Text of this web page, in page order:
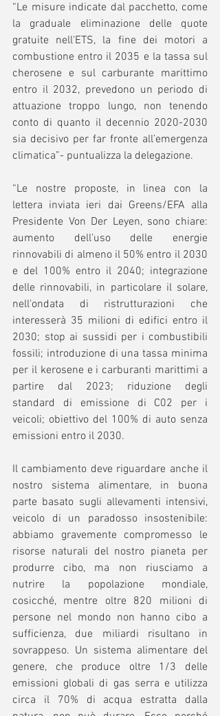
“Le misure indicate dal pacchetto, come
la graduale eliminazione delle quote
gratuite nell'ETS, la fine dei motori a
combustione entro il 2035 e la tassa sul
cherosene e sul carburante marittimo
entro il 2032, prevedono un periodo di
attuazione troppo lungo, non tenendo
conto di quanto il decennio 2020-2030
sia decisivo per far fronte all’emergenza
climatica”- puntualizza la delegazione.
“Le nostre proposte, in linea con la
lettera inviata ieri dai Greens/EFA alla
Presidente Von Der Leyen, sono chiare:
aumento dell’uso delle energie
rinnovabili di almeno il 50% entro il 2030
e del 100% entro il 2040; integrazione
delle rinnovabili, in particolare il solare,
nell'ondata di ristrutturazioni che
interesserà 35 milioni di edifici entro il
2030; stop ai sussidi per i combustibili
fossili; introduzione di una tassa minima
per il kerosene e i carburanti marittimi a
partire dal 2023; riduzione degli
standard di emissione di C02 per i
veicoli; obiettivo del 100% di auto senza
emissioni entro il 2030.
Il cambiamento deve riguardare anche il
nostro sistema alimentare, in buona
parte basato sugli allevamenti intensivi,
veicolo di un paradosso insostenibile:
abbiamo gravemente compromesso le
risorse naturali del nostro pianeta per
produrre cibo, ma non riusciamo a
nutrire la popolazione mondiale,
cosicché, mentre oltre 820 milioni di
persone nel mondo non hanno cibo a
sufficienza, due miliardi risultano in
sovrappeso. Un sistema alimentare del
genere, che produce oltre 1/3 delle
emissioni globali di gas serra e utilizza
circa il 70% di acqua estratta dalla